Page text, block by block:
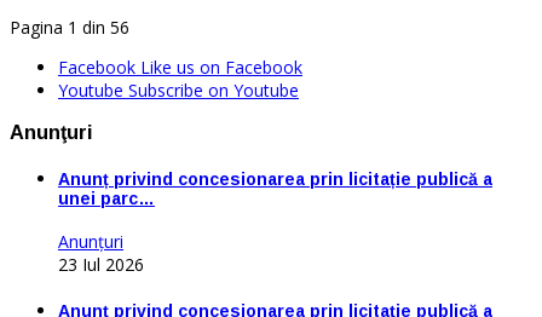
Pagina 1 din 56
Facebook Like us on Facebook
Youtube Subscribe on Youtube
Anunţuri
Anunț privind concesionarea prin licitație publică a
unei parc…
Anunţuri
23 Iul 2026
Anunț privind concesionarea prin licitație publică a